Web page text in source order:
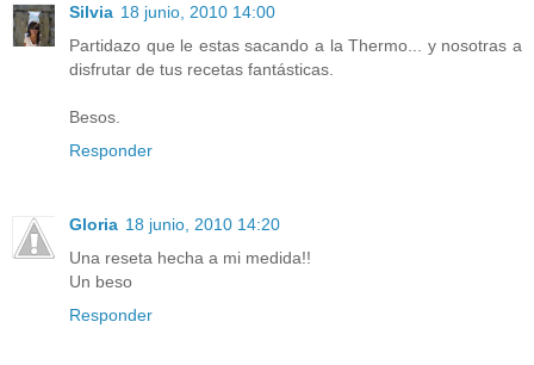
Silvia 18 junio, 2010 14:00
Partidazo que le estas sacando a la Thermo... y nosotras a
disfrutar de tus recetas fantásticas.
Besos.
Responder
Gloria 18 junio, 2010 14:20
Una reseta hecha a mi medida!!
Un beso
Responder